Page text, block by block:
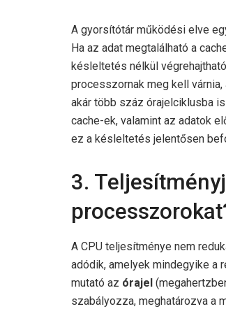
A gyorsítótár működési elve
Ha az adat megtalálható a
késleltetés nélkül
processzornak meg kell
akár több száz órajelciklusba
cache-ek, valamint az adatok
ez a késleltetés jelentősen
3.
A CPU teljesítménye nem
adódik, amelyek mindegyike a
mutató az órajel
szabályozza, meghatározva a